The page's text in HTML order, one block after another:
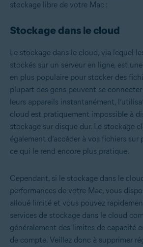
stockage libre de votre Mac :
Stockage dans le cloud
Le stockage dans le cloud, via lequel
stockés sur un serveur en ligne, est
en plus populaire pour stocker des
plupart des gens peuvent se
leurs appareils instantanément,
cloud est pratiquement impossible à
stockage sur disque dur. Le stockage
également d’accéder à vos fichiers sur
ce qui le rend encore plus pratique.
Cependant, si le stockage dans le
performances de votre Mac, vous
alloué limité et vous pouvez
services de stockage dans le cloud
généralement des limites de capacité
de compte. Veillez donc à supprimer